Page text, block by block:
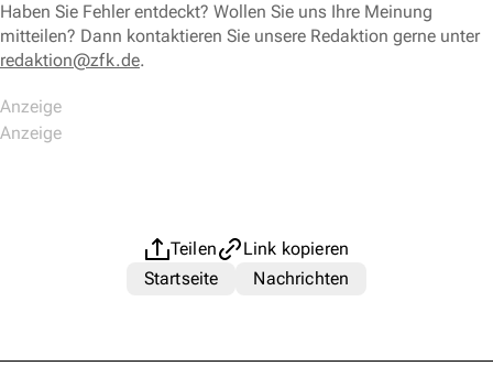
Haben Sie Fehler entdeckt? Wollen Sie uns Ihre Meinung
mitteilen? Dann kontaktieren Sie unsere Redaktion gerne unter
redaktion@zfk.de.
Teilen
Link kopieren
Startseite
Nachrichten